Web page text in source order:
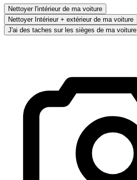
Nettoyer l'intérieur de ma voiture
Nettoyer Intérieur + extérieur de ma voiture
J'ai des taches sur les sièges de ma voiture